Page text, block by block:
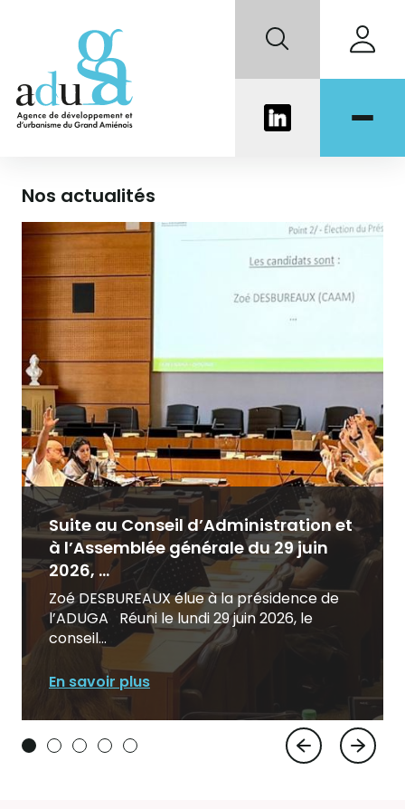
Nos actualités
Suite au Conseil d’Administration et
à l’Assemblée générale du 29 juin
2026, ...
Zoé DESBUREAUX élue à la présidence de
l’ADUGA Réuni le lundi 29 juin 2026, le
conseil...
En savoir plus